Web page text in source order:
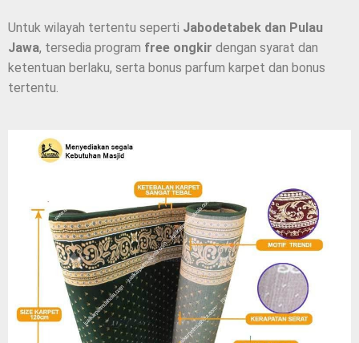
Untuk wilayah tertentu seperti Jabodetabek dan Pulau
Jawa, tersedia program free ongkir dengan syarat dan
ketentuan berlaku, serta bonus parfum karpet dan bonus
tertentu.